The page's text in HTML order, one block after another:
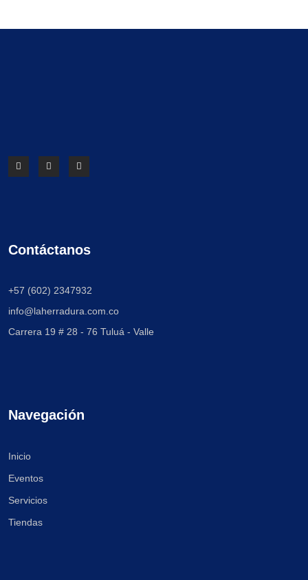
Contáctanos
+57 (602) 2347932
info@laherradura.com.co
Carrera 19 # 28 - 76 Tuluá - Valle
Navegación
Inicio
Eventos
Servicios
Tiendas